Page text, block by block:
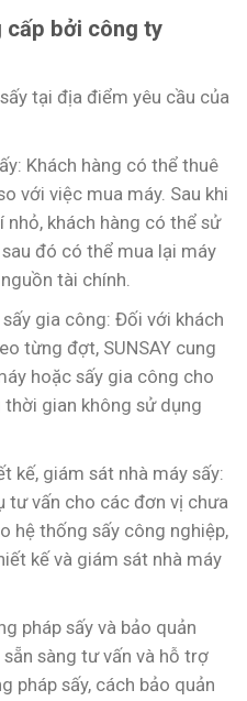
cấp bởi công ty
tại địa điểm yêu cầu của
Khách hàng có thể thuê
với việc mua máy. Sau khi
khách hàng có thể sử
đó có thể mua lại máy
tài chính.
gia công: Đối với khách
từng đợt, SUNSAY cung
hoặc sấy gia công cho
gian không sử dụng
kế, giám sát nhà máy sấy:
tư vấn cho các đơn vị chưa
hệ thống sấy công nghiệp,
kế và giám sát nhà máy
pháp sấy và bảo quản
sàng tư vấn và hỗ trợ
pháp sấy, cách bảo quản